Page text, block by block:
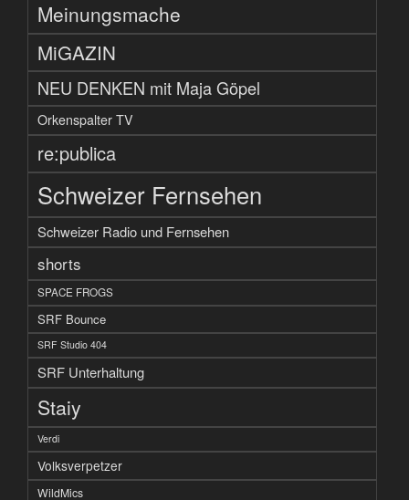
Meinungsmache
MiGAZIN
NEU DENKEN mit Maja Göpel
Orkenspalter TV
re:publica
Schweizer Fernsehen
Schweizer Radio und Fernsehen
shorts
SPACE FROGS
SRF Bounce
SRF Studio 404
SRF Unterhaltung
Staiy
Verdi
Volksverpetzer
WildMics